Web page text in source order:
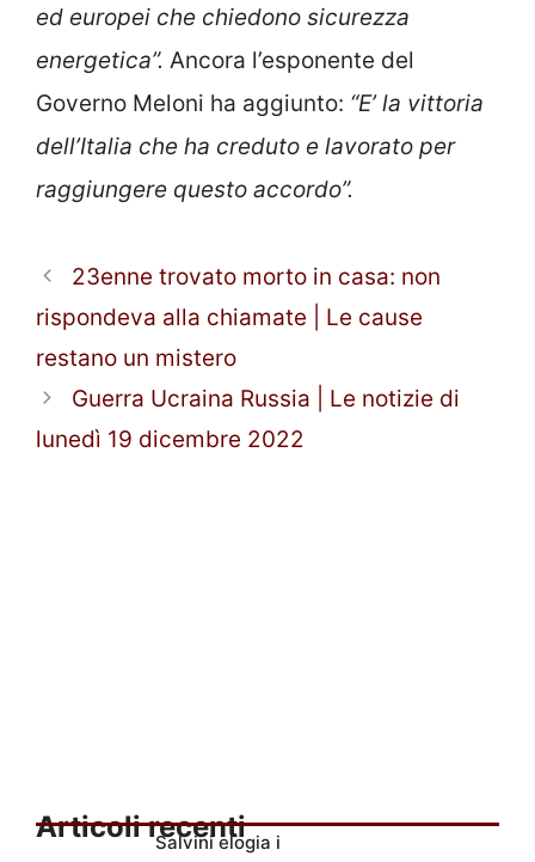
ed europei che chiedono sicurezza
energetica”. Ancora l’esponente del
Governo Meloni ha aggiunto: “E’ la vittoria
dell’Italia che ha creduto e lavorato per
raggiungere questo accordo”.
23enne trovato morto in casa: non
rispondeva alla chiamate | Le cause
restano un mistero
Guerra Ucraina Russia | Le notizie di
lunedì 19 dicembre 2022
Articoli recenti
Salvini elogia i